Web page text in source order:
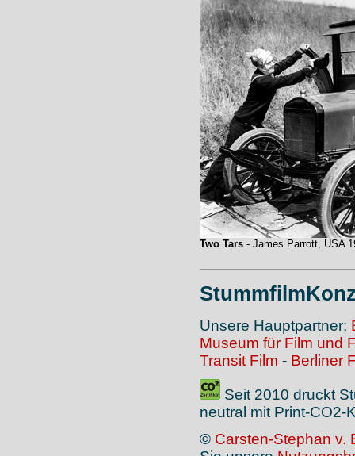
Two Tars - James Parrott, USA
Unsere Hauptpartner:
Museum für Film und
Transit Film - Berliner
Seit 2010 druckt
neutral mit Print-CO2-
© Carsten-Stephan v.